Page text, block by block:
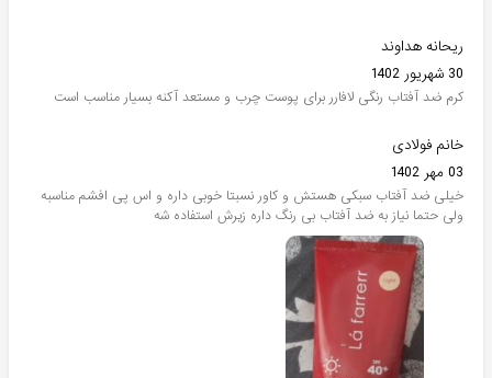
ریحانه هداوند
30 شهریور 1402
کرم ضد آفتاب رنگی لافارر برای پوست چرب و مستعد آکنه بسیار مناسب است
خانم فولادی
03 مهر 1402
خیلی ضد آفتاب سبکی هستش و کاور نسبتا خوبی داره و اس پی افشم مناسبه
ولی حتما نیاز به ضد آفتاب بی رنگ داره زیرش استفاده شه